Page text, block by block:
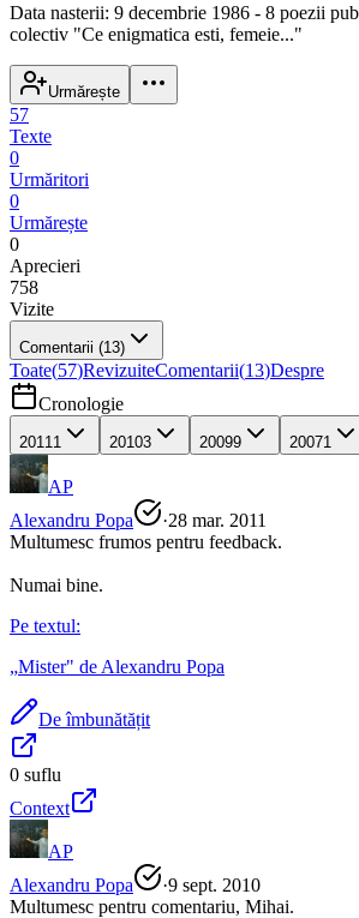
Data nasterii: 9 decembrie 1986 - 8 poezii
colectiv "Ce enigmatica esti, femeie..."
Urmărește
57
Texte
0
Urmăritori
0
Urmărește
0
Aprecieri
758
Vizite
Comentarii (13)
Toate(57)RevizuiteComentarii(13)Despre
Cronologie
2011 1 20103 20099 20071
AP
Alexandru Popa
·28 mar. 2011
Multumesc frumos pentru feedback.
Numai bine.
Pe textul:
„Mister" de Alexandru Popa
De îmbunătățit
0 suflu
Context
AP
Alexandru Popa
·9 sept. 2010
Multumesc pentru comentariu, Mihai.